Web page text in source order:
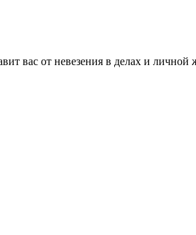
вас от невезения в делах и